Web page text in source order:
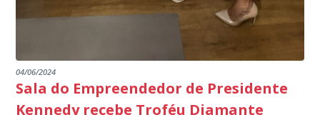
04/06/2024
Sala do Empreendedor de Presidente
Kennedy recebe Troféu Diamante